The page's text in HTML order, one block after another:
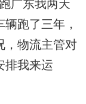
广东我两天
跑了三年，
，物流主管对
排我来运